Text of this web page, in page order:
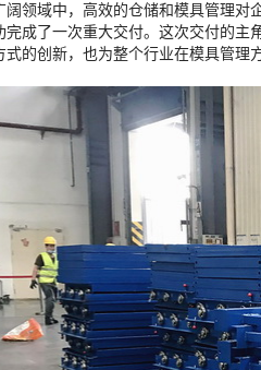
阔领域中，高效的仓储和模具管理对
完成了一次重大交付。这次交付的主
式的创新，也为整个行业在模具管理